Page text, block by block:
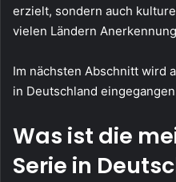
erzielt, sondern auch
vielen Ländern
Im nächsten Abschnitt wird
in Deutschland
Was ist die
Serie in